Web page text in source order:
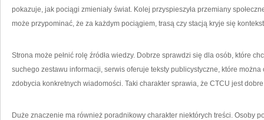
pokazuje, jak pociągi zmieniały świat. Kolej przyspieszyła przemiany
może przypominać, że za każdym pociągiem, trasą czy stacją kryje się
Strona może pełnić rolę źródła wiedzy. Dobrze sprawdzi się dla osób, które
suchego zestawu informacji, serwis oferuje teksty publicystyczne, które
zdobycia konkretnych wiadomości. Taki charakter sprawia, że CTCU jest
Duże znaczenie ma również poradnikowy charakter niektórych treści. Osoby